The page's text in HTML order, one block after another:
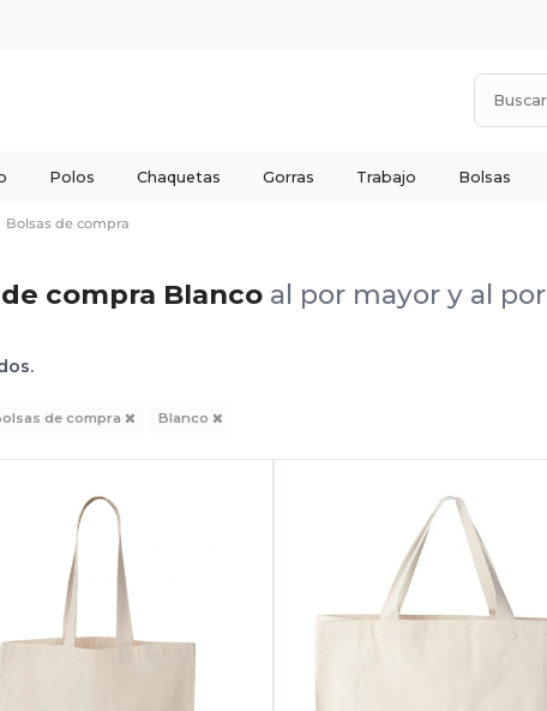
Polos Chaquetas Gorras Trabajo Bolsas
Bolsas de compra
compra Blanco al por mayor y al
de compra Blanco